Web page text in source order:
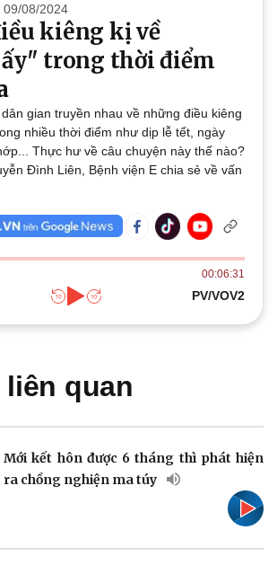
Video
Ảnh
E-Magazine
Thị trường
Giá vàng
Chứng khoán
Vũ khí
08/2024
kiêng kị về
trong thời điểm
gian truyền nhau về những điều kiêng
nhiều thời điểm như dịp lễ tết, ngày
Thực hư về câu chuyện này thế nào?
Đình Liên, Bệnh viện E chia sẻ về vấn
00:06:31
PV/VOV2
liên quan
Mới kết hôn được 6 tháng thì phát hiện
ra chồng nghiện ma túy